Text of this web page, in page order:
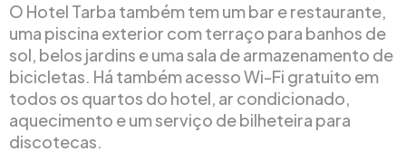
O Hotel Tarba também tem um bar e restaurante,
uma piscina exterior com terraço para banhos de
sol, belos jardins e uma sala de armazenamento de
bicicletas. Há também acesso Wi-Fi gratuito em
todos os quartos do hotel, ar condicionado,
aquecimento e um serviço de bilheteira para
discotecas.